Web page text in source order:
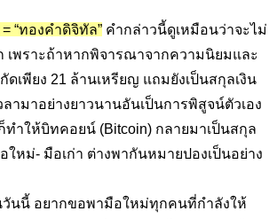
“ทองคำดิจิทัล” คำกล่าวนี้ดูเหมือนว่าจะไม่
เพราะถ้าหากพิจารณาจากความนิยมและ
เพียง 21 ล้านเหรียญ แถมยังเป็นสกุลเงิน
ามาอย่างยาวนานอันเป็นการพิสูจน์ตัวเอง
ทำให้บิทคอยน์ (Bitcoin) กลายมาเป็นสกุล
ใหม่- มือเก่า ต่างพากันหมายปองเป็นอย่าง
นนี้ อยากขอพามือใหม่ทุกคนที่กำลังให้